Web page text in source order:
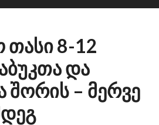
8-12
და
– მერვე